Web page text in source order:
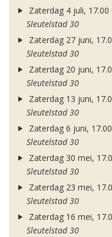
Zaterdag 4 juli, 17.00
Sleutelstad 30
Zaterdag 27 juni,
Sleutelstad 30
Zaterdag 20 juni,
Sleutelstad 30
Zaterdag 13 juni,
Sleutelstad 30
Zaterdag 6 juni,
Sleutelstad 30
Zaterdag 30 mei,
Sleutelstad 30
Zaterdag 23 mei,
Sleutelstad 30
Zaterdag 16 mei,
Sleutelstad 30